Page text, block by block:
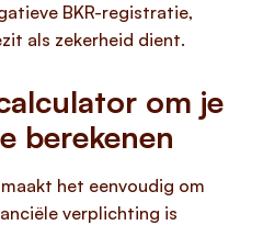
BKR-registratie,
als zekerheid dient.
om je
berekenen
het eenvoudig om
verplichting is